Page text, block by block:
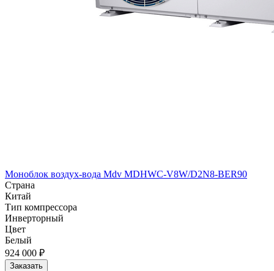
Моноблок воздух-вода Mdv MDHWC-V8W/D2N8-BER90
Страна
Китай
Тип компрессора
Инверторный
Цвет
Белый
924 000 ₽
Заказать